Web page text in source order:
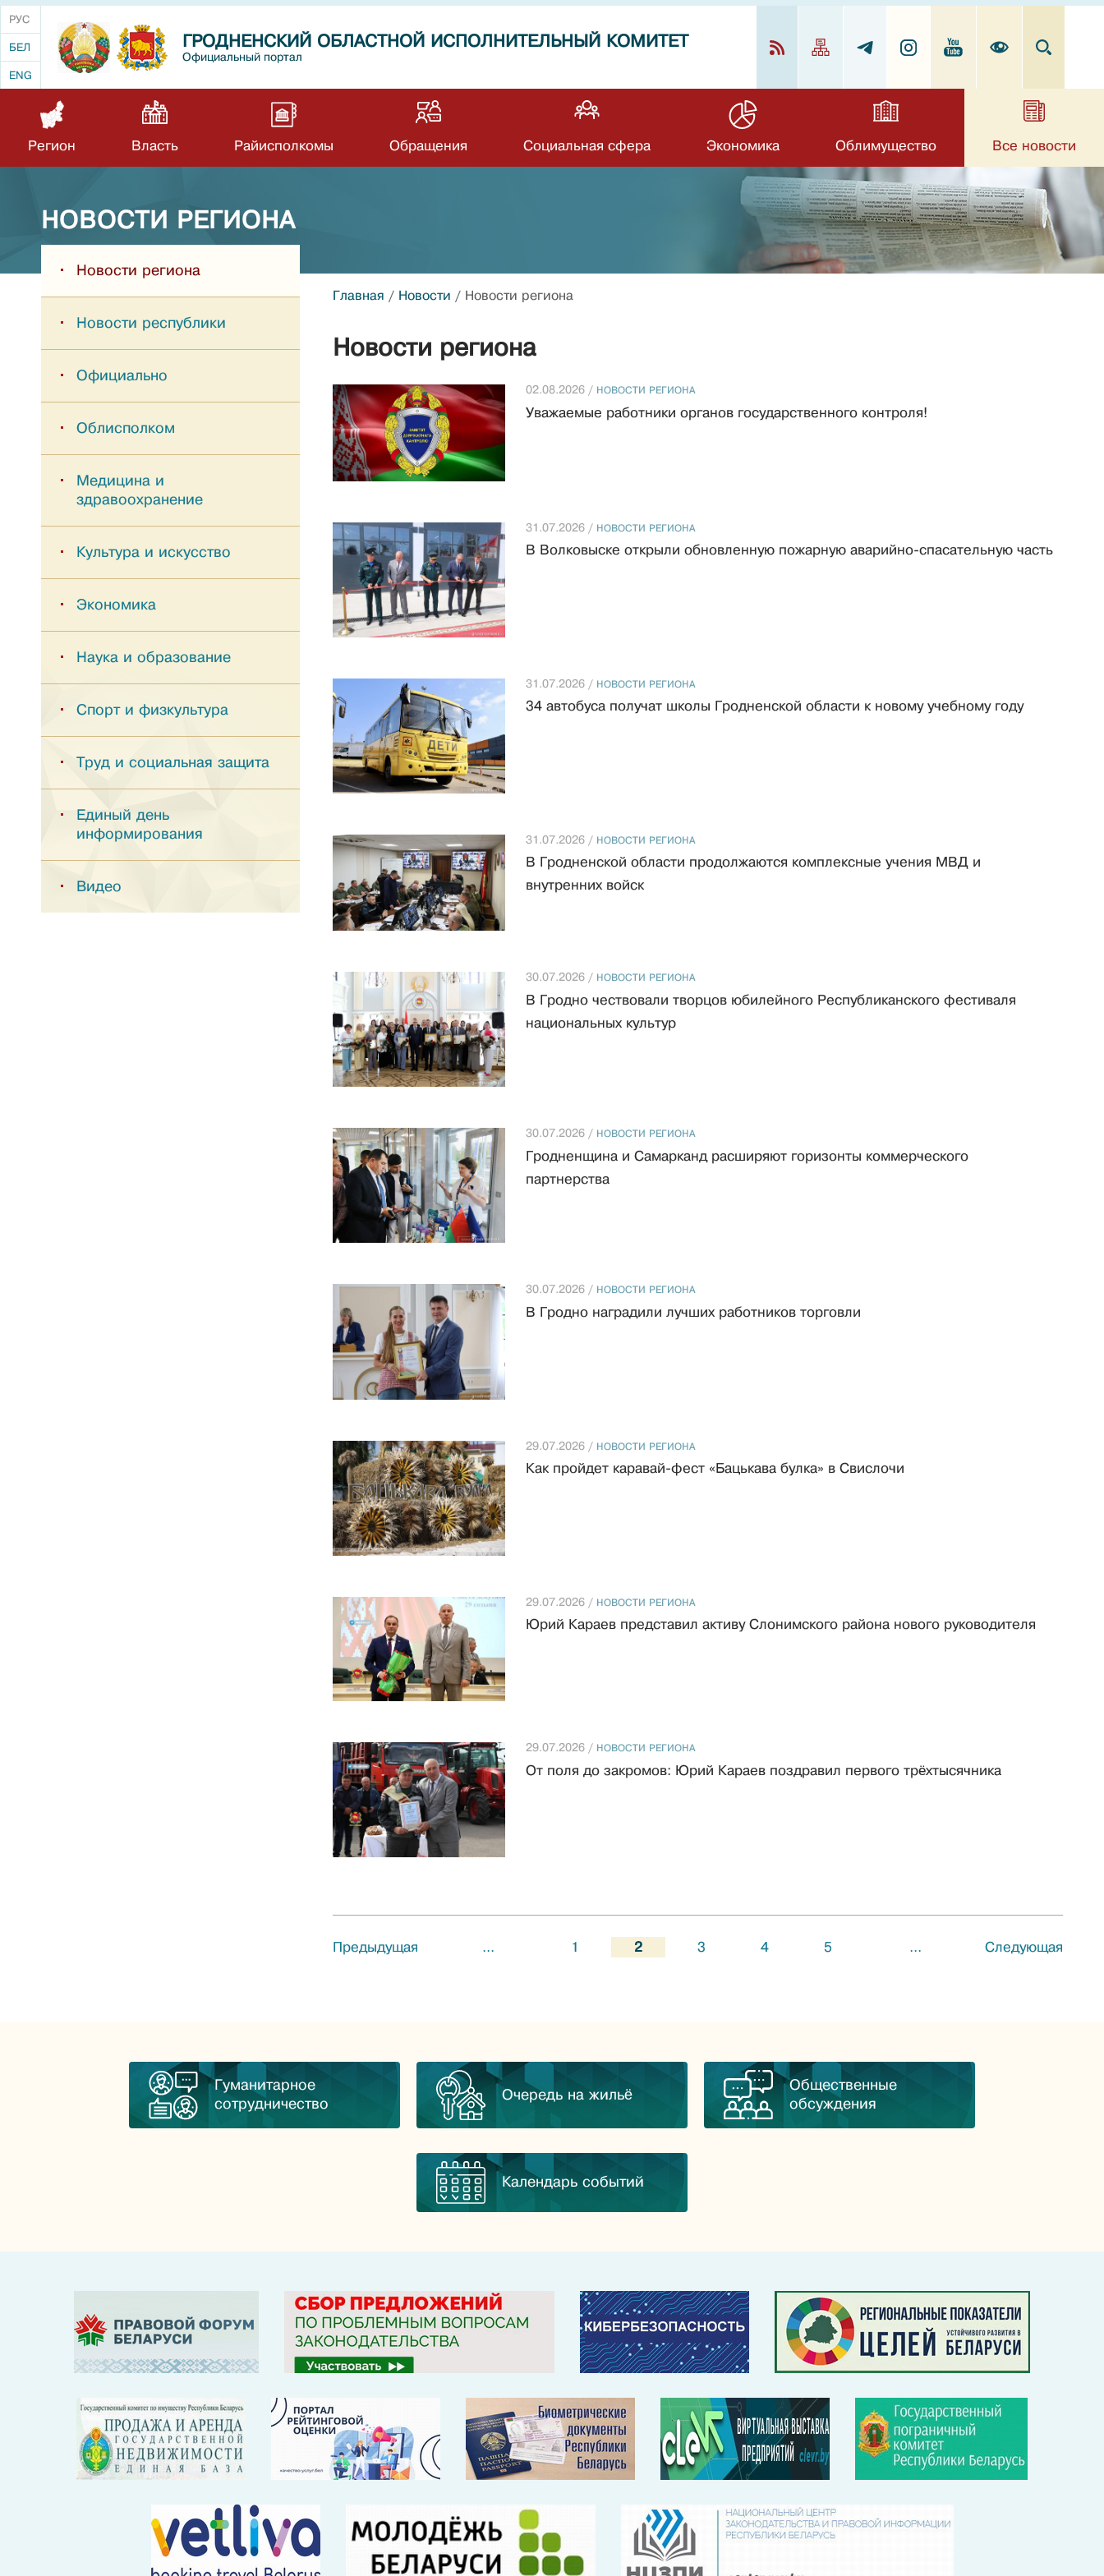
РУС
БЕЛ
ENG
ГРОДНЕНСКИЙ ОБЛАСТНОЙ ИСПОЛНИТЕЛЬНЫЙ КОМИТЕТ
Официальный портал
Регион Власть Райисполкомы Обращения Социальная сфера Экономика Облимущество Все новости
НОВОСТИ РЕГИОНА
Новости региона
Новости республики
Официально
Облисполком
Медицина и
здравоохранение
Культура и искусство
Экономика
Наука и образование
Спорт и физкультура
Труд и социальная защита
Единый день
информирования
Видео
Главная / Новости / Новости региона
Новости региона
02.08.2026 / НОВОСТИ РЕГИОНА
Уважаемые работники органов государственного контроля!
31.07.2026 / НОВОСТИ РЕГИОНА
В Волковыске открыли обновленную пожарную аварийно-спасательную часть
31.07.2026 / НОВОСТИ РЕГИОНА
34 автобуса получат школы Гродненской области к новому учебному году
31.07.2026 / НОВОСТИ РЕГИОНА
В Гродненской области продолжаются комплексные учения МВД и
внутренних войск
30.07.2026 / НОВОСТИ РЕГИОНА
В Гродно чествовали творцов юбилейного Республиканского фестиваля
национальных культур
30.07.2026 / НОВОСТИ РЕГИОНА
Гродненщина и Самарканд расширяют горизонты коммерческого
партнерства
30.07.2026 / НОВОСТИ РЕГИОНА
В Гродно наградили лучших работников торговли
29.07.2026 / НОВОСТИ РЕГИОНА
Как пройдет каравай-фест «Бацькава булка» в Свислочи
29.07.2026 / НОВОСТИ РЕГИОНА
Юрий Караев представил активу Слонимского района нового руководителя
29.07.2026 / НОВОСТИ РЕГИОНА
От поля до закромов: Юрий Караев поздравил первого трёхтысячника
Предыдущая ... 1 2 3 4 5 ... Следующая
Гуманитарное
сотрудничество
Очередь на жильё
Общественные
обсуждения
Календарь событий